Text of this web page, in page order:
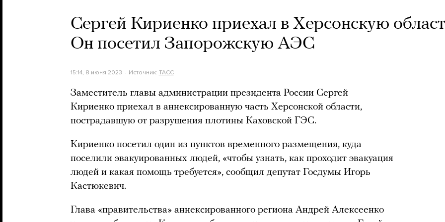
Сергей Кириенко приехал в Херсонскую
Он посетил Запорожскую АЭС
15:14, 8 июня 2023 Источник: ТАСС
Заместитель главы администрации президента России Сергей
Кириенко приехал в аннексированную часть Херсонской области,
пострадавшую от разрушения плотины Каховской ГЭС.
Кириенко посетил один из пунктов временного размещения, куда
поселили эвакуированных людей, «чтобы узнать, как проходит эвакуация
людей и какая помощь требуется», сообщил депутат Госдумы Игорь
Кастюкевич.
Глава «правительства» аннексированного региона Андрей Алексеенко